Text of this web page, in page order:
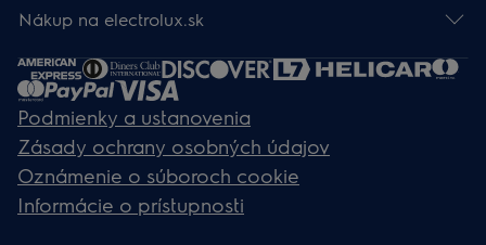
Nákup na electrolux.sk
Podmienky a ustanovenia
Zásady ochrany osobných údajov
Oznámenie o súboroch cookie
Informácie o prístupnosti